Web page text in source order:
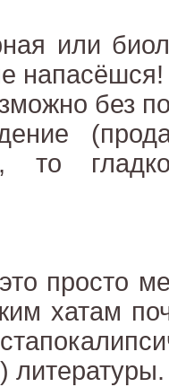
или
напасёшся!
без
то
просто
хатам
литературы.